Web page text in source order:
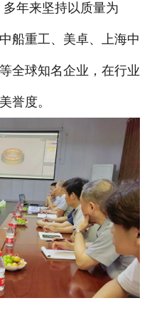
年来坚持以质量为
船重工、美卓、上海中
全球知名企业，在行业
誉度。